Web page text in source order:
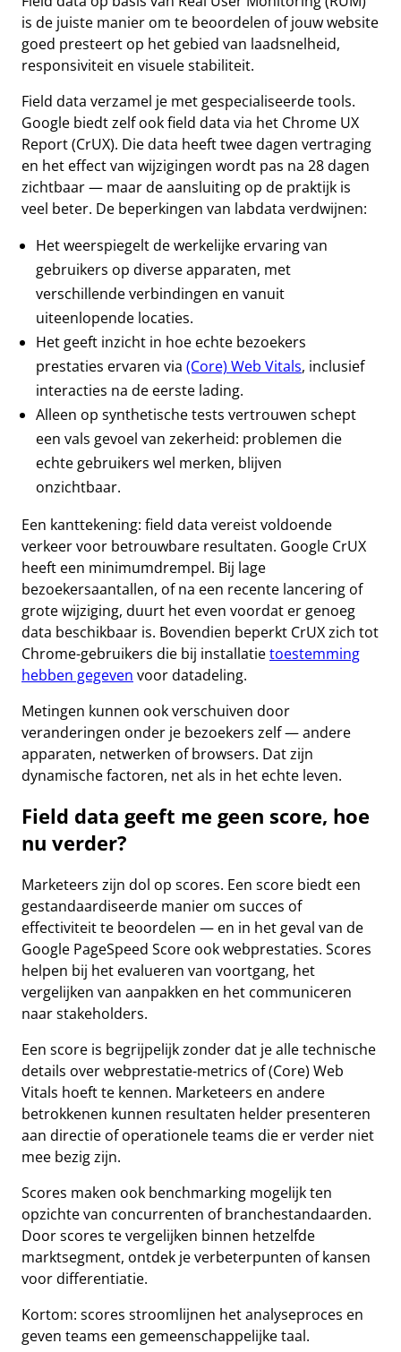
is de juiste manier om te beoordelen of jouw website
goed presteert op het gebied van laadsnelheid,
responsiviteit en visuele stabiliteit.
Field data verzamel je met gespecialiseerde tools.
Google biedt zelf ook field data via het Chrome UX
Report (CrUX). Die data heeft twee dagen vertraging
en het effect van wijzigingen wordt pas na 28 dagen
zichtbaar — maar de aansluiting op de praktijk is
veel beter. De beperkingen van labdata verdwijnen:
Het weerspiegelt de werkelijke ervaring van
gebruikers op diverse apparaten, met
verschillende verbindingen en vanuit
uiteenlopende locaties.
Het geeft inzicht in hoe echte bezoekers
prestaties ervaren via (Core) Web Vitals, inclusief
interacties na de eerste lading.
Alleen op synthetische tests vertrouwen schept
een vals gevoel van zekerheid: problemen die
echte gebruikers wel merken, blijven
onzichtbaar.
Een kanttekening: field data vereist voldoende
verkeer voor betrouwbare resultaten. Google CrUX
heeft een minimumdrempel. Bij lage
bezoekersaantallen, of na een recente lancering of
grote wijziging, duurt het even voordat er genoeg
data beschikbaar is. Bovendien beperkt CrUX zich tot
Chrome-gebruikers die bij installatietoestemming
hebben gegeven voor datadeling.
Metingen kunnen ook verschuiven door
veranderingen onder je bezoekers zelf — andere
apparaten, netwerken of browsers. Dat zijn
dynamische factoren, net als in het echte leven.
Field data geeft me geen score, hoe
nu verder?
Marketeers zijn dol op scores. Een score biedt een
gestandaardiseerde manier om succes of
effectiviteit te beoordelen — en in het geval van de
Google PageSpeed Score ook webprestaties. Scores
helpen bij het evalueren van voortgang, het
vergelijken van aanpakken en het communiceren
naar stakeholders.
Een score is begrijpelijk zonder dat je alle technische
details over webprestatie-metrics of (Core) Web
Vitals hoeft te kennen. Marketeers en andere
betrokkenen kunnen resultaten helder presenteren
aan directie of operationele teams die er verder niet
mee bezig zijn.
Scores maken ook benchmarking mogelijk ten
opzichte van concurrenten of branchestandaarden.
Door scores te vergelijken binnen hetzelfde
marktsegment, ontdek je verbeterpunten of kansen
voor differentiatie.
Kortom: scores stroomlijnen het analyseproces en
geven teams een gemeenschappelijke taal.